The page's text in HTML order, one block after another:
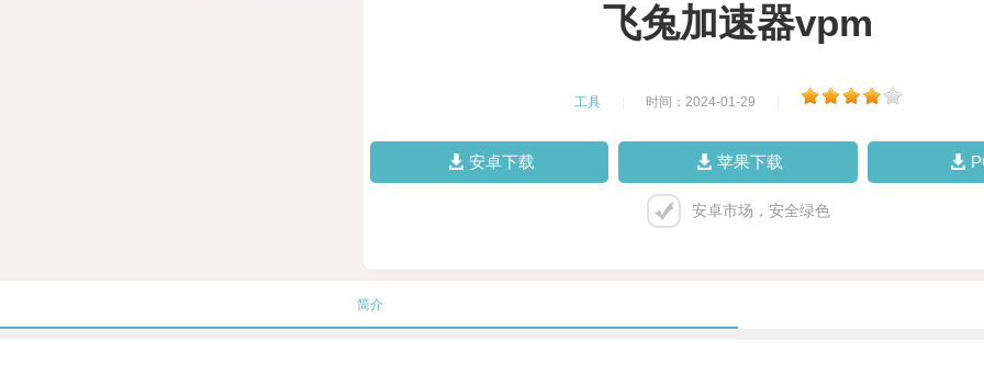
飞兔加速器vpm
工具 时间：2024-01-29
安卓下载 苹果下载
安卓市场，安全绿色
简介